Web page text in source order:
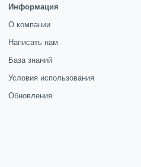
Информация
О компании
Написать нам
База знаний
Условия использования
Обновления